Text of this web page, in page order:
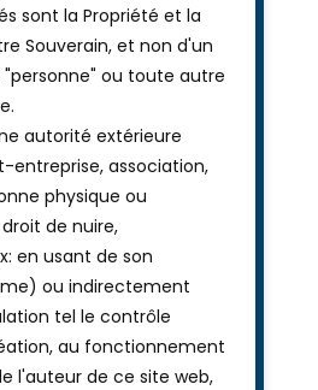
sont la Propriété et la
Souverain, et non d'un
ou toute autre
autorité extérieure
entreprise, association,
physique ou
de nuire,
en usant de son
ou indirectement
tel le contrôle
au fonctionnement
l'auteur de ce site web,